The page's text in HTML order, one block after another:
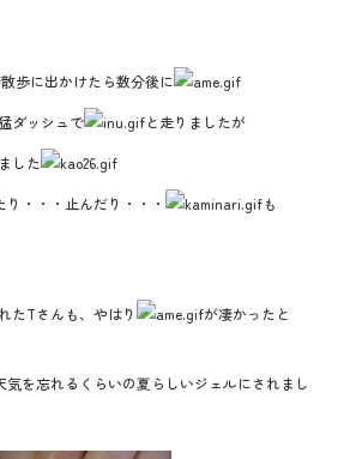
散歩に出かけたら数分後に
ダッシュで
と走りましたが
した
り・・・止んだり・・・ も
たTさんも、やはり が凄かったと
を忘れるくらいの夏らしいジェルにされまし